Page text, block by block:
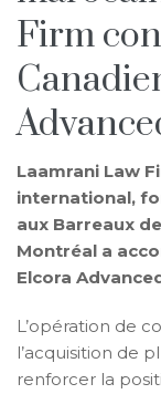
Firm
Laamrani Law
international,
aux Barreaux
Montréal a
Elcora
L’opération de
l’acquisition de
renforcer la